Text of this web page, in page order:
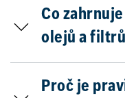
Co
olejů a
Proč je